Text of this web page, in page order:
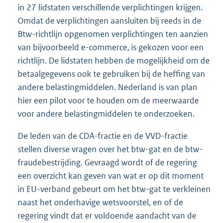
in 27 lidstaten verschillende verplichtingen krijgen.
Omdat de verplichtingen aansluiten bij reeds in de
Btw-richtlijn opgenomen verplichtingen ten aanzien
van bijvoorbeeld e-commerce, is gekozen voor een
richtlijn. De lidstaten hebben de mogelijkheid om de
betaalgegevens ook te gebruiken bij de heffing van
andere belastingmiddelen. Nederland is van plan
hier een pilot voor te houden om de meerwaarde
voor andere belastingmiddelen te onderzoeken.
De leden van de CDA-fractie en de VVD-fractie
stellen diverse vragen over het btw-gat en de btw-
fraudebestrijding. Gevraagd wordt of de regering
een overzicht kan geven van wat er op dit moment
in EU-verband gebeurt om het btw-gat te verkleinen
naast het onderhavige wetsvoorstel, en of de
regering vindt dat er voldoende aandacht van de